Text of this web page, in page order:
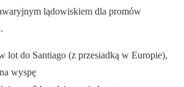
lądowiskiem dla promów
lot do Santiago (z przesiadką w Europie),
wyspę